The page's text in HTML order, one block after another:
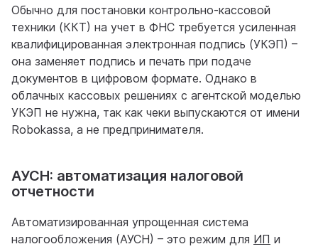
Обычно для постановки контрольно-кассовой
техники (ККТ) на учет в ФНС требуется усиленная
квалифицированная электронная подпись (УКЭП) –
она заменяет подпись и печать при подаче
документов в цифровом формате. Однако в
облачных кассовых решениях с агентской моделью
УКЭП не нужна, так как чеки выпускаются от имени
Robokassa, а не предпринимателя.
АУСН: автоматизация налоговой
отчетности
Автоматизированная упрощенная система
налогообложения (АУСН) – это режим для ИП и